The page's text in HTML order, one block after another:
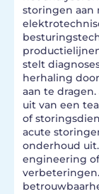
storingen aan
stelt
herhaling
aan te
uit van een
of
acute
onderhoud
engineering